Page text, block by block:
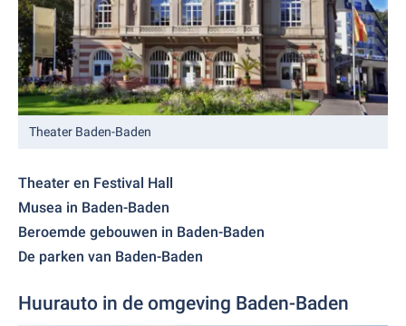
Theater Baden-Baden
Theater en Festival Hall
Musea in Baden-Baden
Beroemde gebouwen in Baden-Baden
De parken van Baden-Baden
Huurauto in de omgeving Baden-Baden